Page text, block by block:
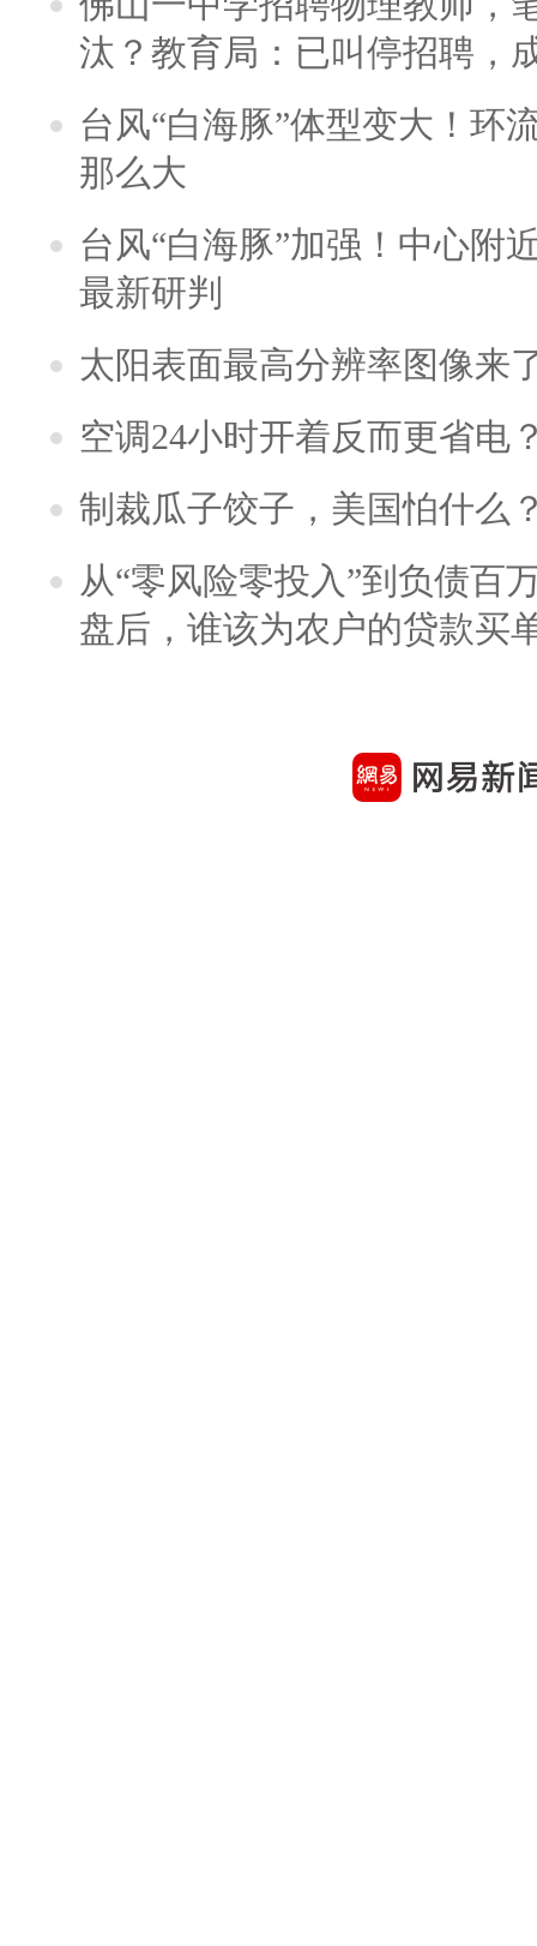
汰？教育局：已叫停招聘，
台风“白海豚”体型变大！环
那么大
台风“白海豚”加强！中心附
最新研判
太阳表面最高分辨率图像来
空调24小时开着反而更省电
制裁瓜子饺子，美国怕什么
从“零风险零投入”到负债百
盘后，谁该为农户的贷款买